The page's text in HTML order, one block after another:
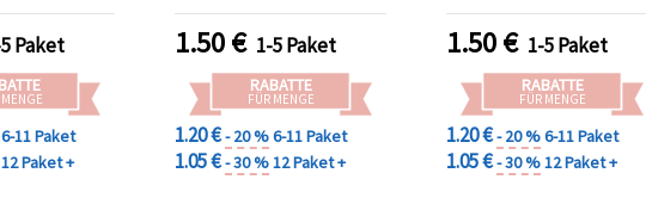
Paket
6-11 Paket
12 Paket +
Dekorationen
1.50€ 1-5 Paket
RABATTE
FÜR MENGE
1.20 €- 20 %6-11 Paket
1.05 €- 30 %12 Paket +
Projekte
1.50€ 1-5 Paket
RABATTE
FÜR MENGE
1.20 €- 20 %6-11 Paket
1.05 €- 30 %12 Paket +